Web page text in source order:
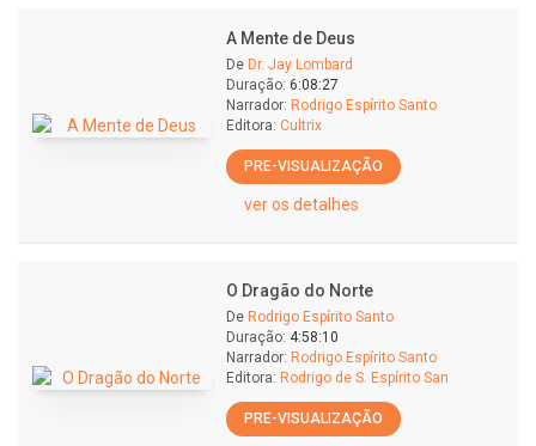
A Mente de Deus
De Dr. Jay Lombard
Duração: 6:08:27
Narrador: Rodrigo Espírito Santo
Editora: Cultrix
PRE-VISUALIZAÇÃO
ver os detalhes
O Dragão do Norte
De Rodrigo Espírito Santo
Duração: 4:58:10
Narrador: Rodrigo Espírito Santo
Editora: Rodrigo de S. Espírito San
PRE-VISUALIZAÇÃO